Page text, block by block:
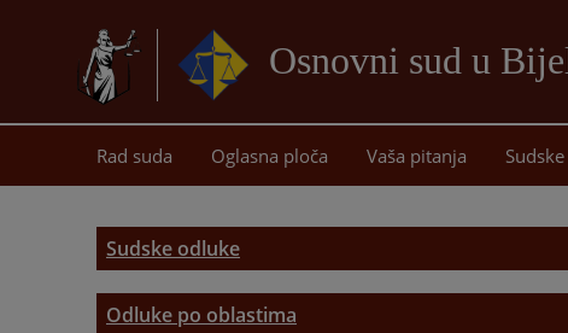
Osnovni sud u
Rad suda Oglasna ploča Vaša pitanja
Sudske odluke
Odluke po oblastima